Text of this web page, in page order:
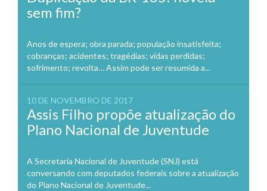
sem fim?
Anos de espera; obra parada; população insatisfeita;
cobranças; acidentes; tragédias; vidas perdidas;
sofrimento; revolta… Assim pode ser resumida a...
10 DE NOVEMBRO DE 2017
Assis Filho propõe atualização do
Plano Nacional de Juventude
A Secretaria Nacional de Juventude (SNJ) está
conversando com deputados federais sobre a atualização
do Plano Nacional de Juventude...